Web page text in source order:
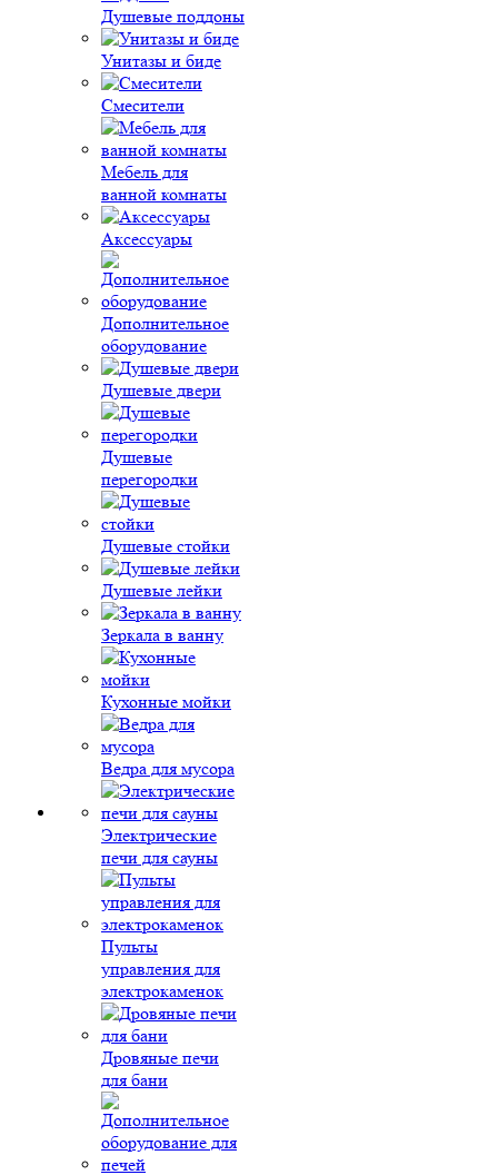
Душевые поддоны
Унитазы и биде
Смесители
Мебель для
ванной комнаты
Аксессуары
Дополнительное
оборудование
Душевые двери
Душевые
перегородки
Душевые стойки
Душевые лейки
Зеркала в ванну
Кухонные мойки
Ведра для мусора
Электрические
печи для сауны
Пульты
управления для
электрокаменок
Дровяные печи
для бани